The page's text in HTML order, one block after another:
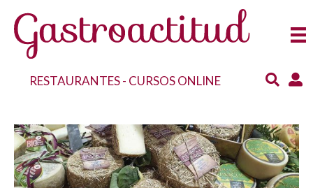
RESTAURANTES- CURSOS ONLINE